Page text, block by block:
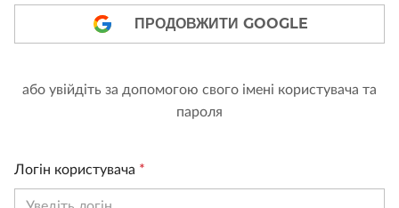
ПРОДОВЖИТИ GOOGLE
або увійдіть за допомогою свого імені користувача та
пароля
Логін користувача *